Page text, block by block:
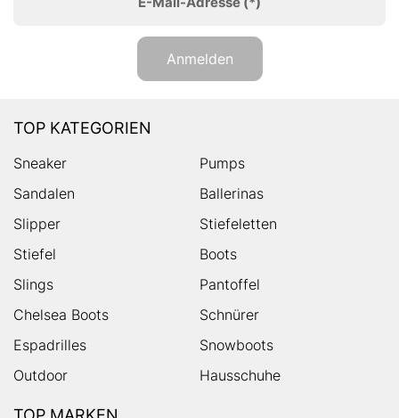
Anmelden
TOP KATEGORIEN
Sneaker
Pumps
Sandalen
Ballerinas
Slipper
Stiefeletten
Stiefel
Boots
Slings
Pantoffel
Chelsea Boots
Schnürer
Espadrilles
Snowboots
Outdoor
Hausschuhe